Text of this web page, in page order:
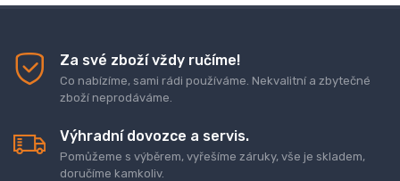
Za své zboží vždy ručíme!
Co nabízíme, sami rádi používáme. Nekvalitní a zbytečné
zboží neprodáváme.
Výhradní dovozce a servis.
Pomůžeme s výběrem, vyřešíme záruky, vše je skladem,
doručíme kamkoliv.